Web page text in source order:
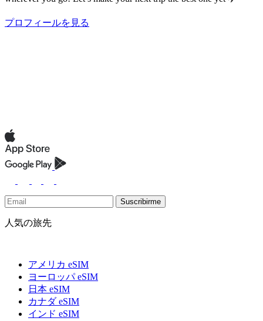
プロフィールを見る
Suscribirme
人気の旅先
アメリカ eSIM
ヨーロッパ eSIM
日本 eSIM
カナダ eSIM
インド eSIM